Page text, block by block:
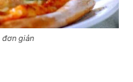
đơn giản